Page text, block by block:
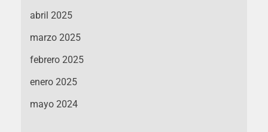
abril 2025
marzo 2025
febrero 2025
enero 2025
mayo 2024